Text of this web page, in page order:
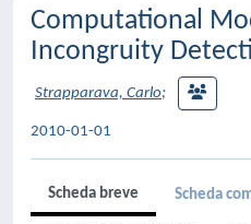
Computational
Incongruity
Strapparava, Carlo;
2010-01-01
Scheda breve Scheda